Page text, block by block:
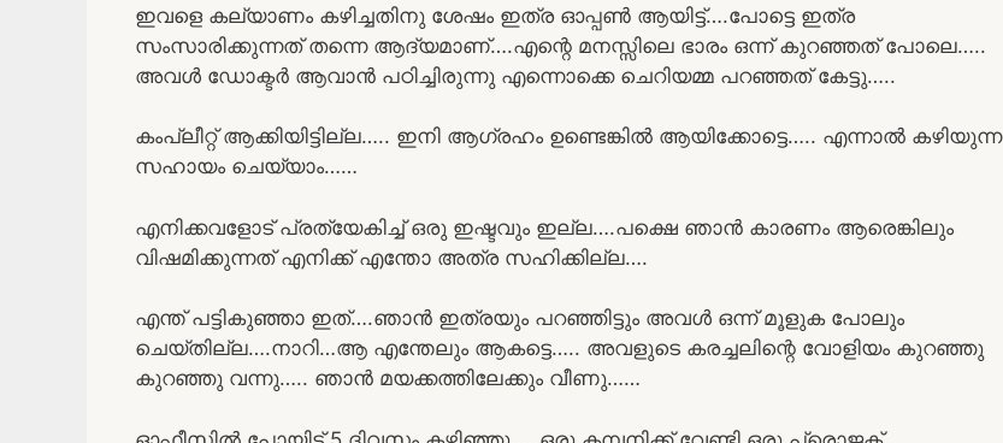
ഇവളെ കല്യാണം കഴിച്ചതിനു ശേഷം ഇത്ര ഓപ്പൺ ആയിട്ട്….പോട്ടെ ഇത്ര
സംസാരിക്കുന്നത് തന്നെ ആദ്യമാണ്….എന്റെ മനസ്സിലെ ഭാരം ഒന്ന് കുറഞ്ഞത് പോലെ…..
അവൾ ഡോക്ടർ ആവാൻ പഠിച്ചിരുന്നു എന്നൊക്കെ ചെറിയമ്മ പറഞ്ഞത് കേട്ടു…..
കംപ്ലീറ്റ് ആക്കിയിട്ടില്ല….. ഇനി ആഗ്രഹം ഉണ്ടെങ്കിൽ ആയിക്കോട്ടെ….. എന്നാൽ കഴിയുന്ന
സഹായം ചെയ്യാം……
എനിക്കവളോട് പ്രത്യേകിച്ച് ഒരു ഇഷ്ടവും ഇല്ല….പക്ഷെ ഞാൻ കാരണം ആരെങ്കിലും
വിഷമിക്കുന്നത് എനിക്ക് എന്തോ അത്ര സഹിക്കില്ല….
എന്ത് പട്ടികുഞ്ഞാ ഇത്….ഞാൻ ഇത്രയും പറഞ്ഞിട്ടും അവൾ ഒന്ന് മൂളുക പോലും
ചെയ്തില്ല….നാറി…ആ എന്തേലും ആകട്ടെ….. അവളുടെ കരച്ചലിന്റെ വോളിയം കുറഞ്ഞു
കുറഞ്ഞു വന്നു….. ഞാൻ മയക്കത്തിലേക്കും വീണു……